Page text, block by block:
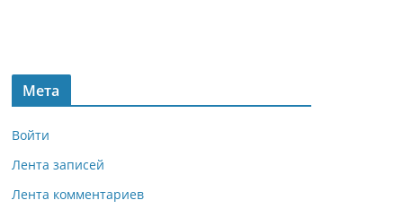
Мета
Войти
Лента записей
Лента комментариев